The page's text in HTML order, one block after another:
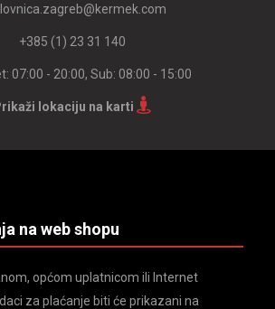
+385 (1) 23 31 140
07:00 - 20:00, Sub: 08:00 - 15:00
lokaciju na karti
na web shopu
općom uplatnicom ili Internet
za plaćanje biti će prikazani na